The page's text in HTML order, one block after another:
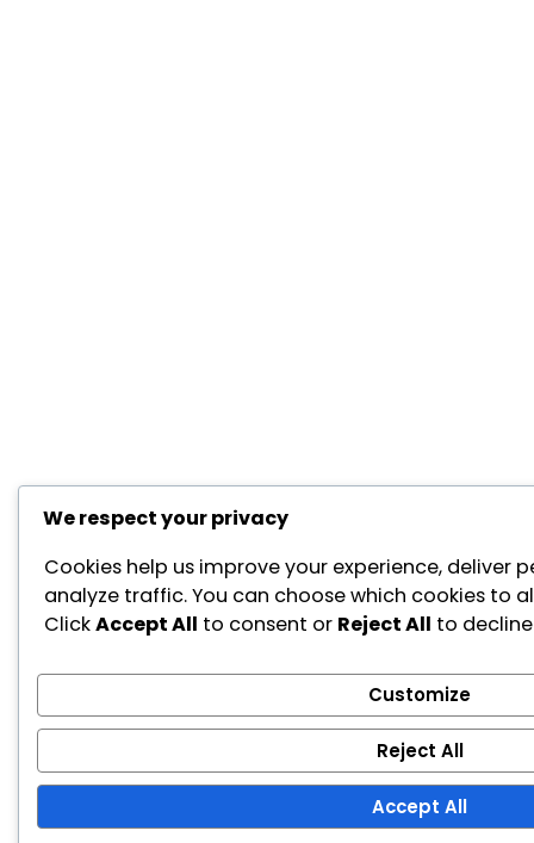
We respect your privacy
Cookies help us improve your experience, deliver
analyze traffic. You can choose which cookies to
ClickAccept All to consent or Reject All to
Customize
Reject All
Accept All